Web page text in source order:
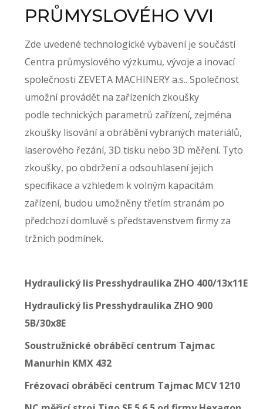
PRŮMYSLOVÉHO VVI
Zde uvedené technologické vybavení je součástí
Centra průmyslového výzkumu, vývoje a inovací
společnosti ZEVETA MACHINERY a.s.. Společnost
umožní provádět na zařízeních zkoušky
podle technických parametrů zařízení, zejména
zkoušky lisování a obrábění vybraných materiálů,
laserového řezání, 3D tisku nebo 3D měření. Tyto
zkoušky, po obdržení a odsouhlasení jejich
specifikace a vzhledem k volným kapacitám
zařízení, budou umožněny třetím stranám po
předchozí domluvě s představenstvem firmy za
tržních podmínek.
Hydraulický lis Presshydraulika ZHO 400/13x11E
Hydraulický lis Presshydraulika ZHO 900
5B/30x8E
Soustružnické obráběcí centrum Tajmac
Manurhin KMX 432
Frézovací obráběcí centrum Tajmac MCV 1210